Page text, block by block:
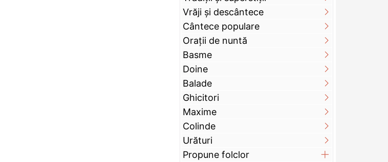
Vrăji și descântece
Cântece populare
Orații de nuntă
Basme
Doine
Balade
Ghicitori
Maxime
Colinde
Urături
Propune folclor